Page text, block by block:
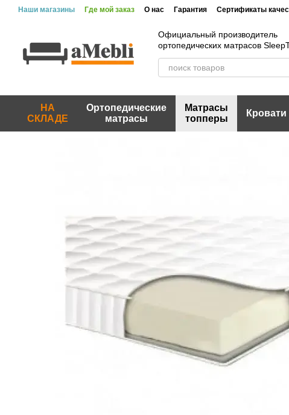
Перейти к основному контенту
Наши магазины Где мой заказ О нас Гарантия Сертификаты
Официальный производитель
ортопедических матрасов
НА
СКЛАДЕ
Ортопедические
матрасы
Матрасы
топперы
Кровати